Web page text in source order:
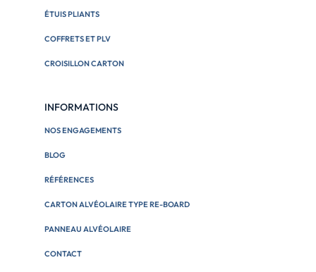
ÉTUIS PLIANTS
COFFRETS ET PLV
CROISILLON CARTON
INFORMATIONS
NOS ENGAGEMENTS
BLOG
RÉFÉRENCES
CARTON ALVÉOLAIRE TYPE RE-BOARD
PANNEAU ALVÉOLAIRE
CONTACT